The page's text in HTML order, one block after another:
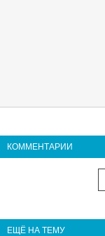
КОММЕНТАРИИ
ЕЩЁ НА ТЕМУ